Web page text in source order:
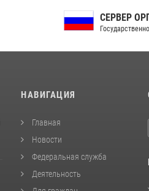
СЕРВЕР ОРГАНОВ
Государственной власти РФ
НАВИГАЦИЯ
Главная
Новости
Федеральная служба
Деятельность